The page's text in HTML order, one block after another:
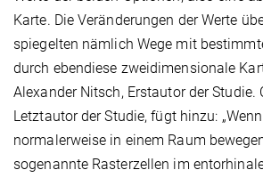
Karte. Die Veränderungen der Werte
spiegelten nämlich Wege mit
durch ebendiese zweidimensionale
Alexander Nitsch, Erstautor der Studie.
Letztautor der Studie, fügt hinzu:
normalerweise in einem Raum
sogenannte Rasterzellen im